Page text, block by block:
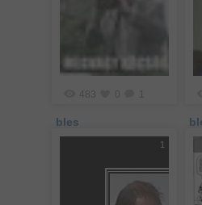
483
bles
1